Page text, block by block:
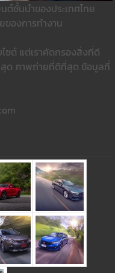
ชั้นนำของประเทศไทย
องการทำงาน
ซต์ แต่เราคัดกรองสิ่งที่ดี
สุด ภาพถ่ายที่ดีที่สุด ข้อมูลที่